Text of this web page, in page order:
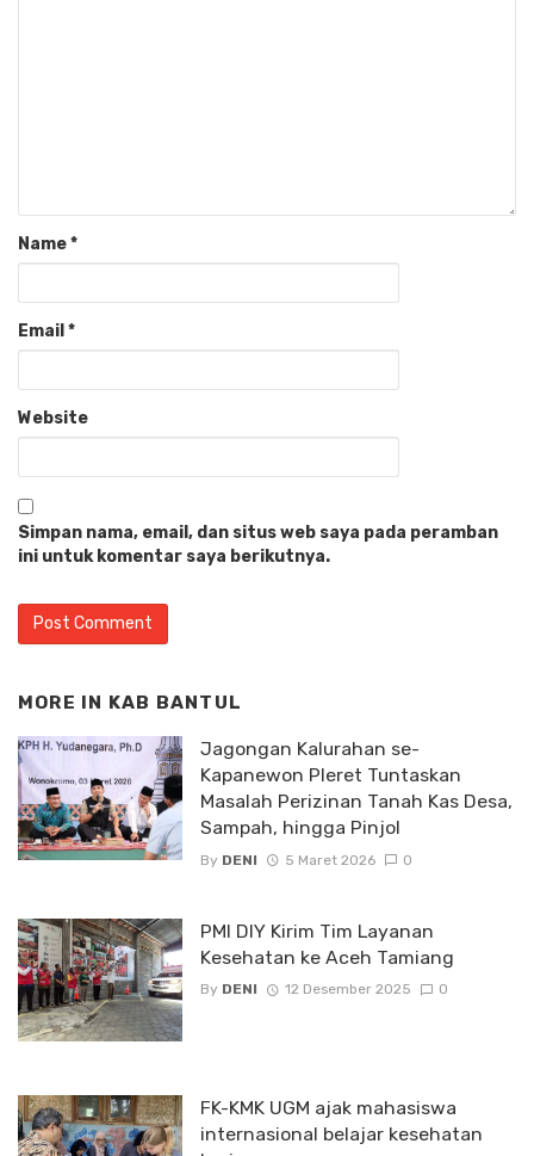
Name*
Email *
Website
Simpan nama, email, dan situs web saya pada peramban
ini untuk komentar saya berikutnya.
MORE IN KAB BANTUL
Jagongan Kalurahan se-
Kapanewon Pleret Tuntaskan
Masalah Perizinan Tanah Kas Desa,
Sampah, hingga Pinjol
By DENI 5 Maret 2026 0
PMI DIY Kirim Tim Layanan
Kesehatan ke Aceh Tamiang
By DENI 12 Desember 2025 0
FK-KMK UGM ajak mahasiswa
internasional belajar kesehatan